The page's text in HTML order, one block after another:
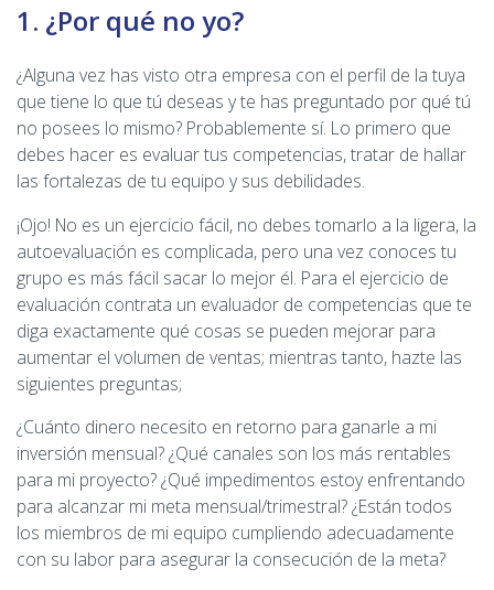
1. ¿Por qué no yo?
¿Alguna vez has visto otra empresa con el perfil de la tuya
que tiene lo que tú deseas y te has preguntado por qué tú
no posees lo mismo? Probablemente sí. Lo primero que
debes hacer es evaluar tus competencias, tratar de hallar
las fortalezas de tu equipo y sus debilidades.
¡Ojo! No es un ejercicio fácil, no debes tomarlo a la ligera, la
autoevaluación es complicada, pero una vez conoces tu
grupo es más fácil sacar lo mejor él. Para el ejercicio de
evaluación contrata un evaluador de competencias que te
diga exactamente qué cosas se pueden mejorar para
aumentar el volumen de ventas; mientras tanto, hazte las
siguientes preguntas;
¿Cuánto dinero necesito en retorno para ganarle a mi
inversión mensual? ¿Qué canales son los más rentables
para mi proyecto? ¿Qué impedimentos estoy enfrentando
para alcanzar mi meta mensual/trimestral? ¿Están todos
los miembros de mi equipo cumpliendo adecuadamente
con su labor para asegurar la consecución de la meta?